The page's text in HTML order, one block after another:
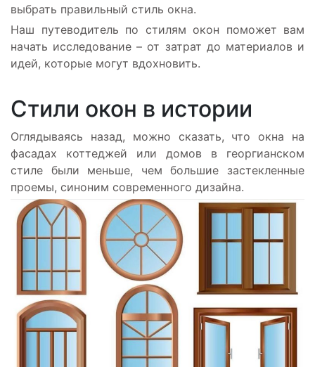
выбрать правильный стиль окна.
Наш путеводитель по стилям окон поможет вам
начать исследование – от затрат до материалов и
идей, которые могут вдохновить.
Стили окон в истории
Оглядываясь назад, можно сказать, что окна на
фасадах коттеджей или домов в георгианском
стиле были меньше, чем большие застекленные
проемы, синоним современного дизайна.